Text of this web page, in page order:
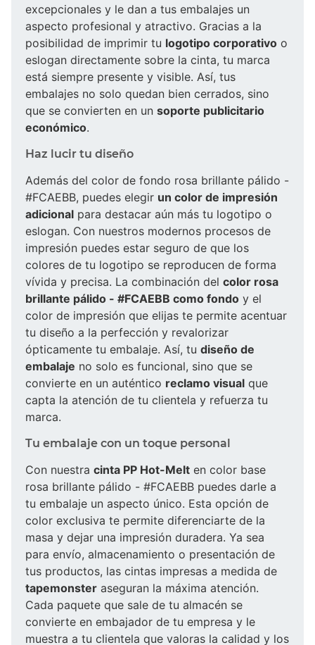
excepcionales y le dan a tus embalajes un
aspecto profesional y atractivo. Gracias a la
posibilidad de imprimir tu logotipo corporativo o
eslogan directamente sobre la cinta, tu marca
está siempre presente y visible. Así, tus
embalajes no solo quedan bien cerrados, sino
que se convierten en un soporte publicitario
económico.
Haz lucir tu diseño
Además del color de fondo rosa brillante pálido -
#FCAEBB, puedes elegir un color de impresión
adicional para destacar aún más tu logotipo o
eslogan. Con nuestros modernos procesos de
impresión puedes estar seguro de que los
colores de tu logotipo se reproducen de forma
vívida y precisa. La combinación del color rosa
brillante pálido - #FCAEBB como fondo y el
color de impresión que elijas te permite acentuar
tu diseño a la perfección y revalorizar
ópticamente tu embalaje. Así, tu diseño de
embalaje no solo es funcional, sino que se
convierte en un auténtico reclamo visual que
capta la atención de tu clientela y refuerza tu
marca.
Tu embalaje con un toque personal
Con nuestra cinta PP Hot-Melt en color base
rosa brillante pálido - #FCAEBB puedes darle a
tu embalaje un aspecto único. Esta opción de
color exclusiva te permite diferenciarte de la
masa y dejar una impresión duradera. Ya sea
para envío, almacenamiento o presentación de
tus productos, las cintas impresas a medida de
tapemonster aseguran la máxima atención.
Cada paquete que sale de tu almacén se
convierte en embajador de tu empresa y le
muestra a tu clientela que valoras la calidad y los